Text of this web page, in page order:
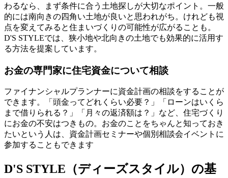
わるなら、まず条件に合う土地探しが大切なポイント。一般
的には南向きの四角い土地が良いと思われがち。けれども視
点を変えてみると住まいづくりの可能性が広がることも。
D'S STYLEでは、 狭小地や北向きの土地でも効果的に活用す
る方法を提案 しています。
お金の専門家に住宅資金について相談
ファイナンシャルプランナーに資金計画の相談をすることが
できます。「頭金ってどれくらい必要？」「ローンはいくら
まで借りられる？」「月々の返済額は？」など、住宅づくり
にお金の不安はつきもの。お金のことをちゃんと知っておき
たいという人は、資金計画セミナーや個別相談会イベントに
参加することもできます
D'S STYLE（ディーズスタイル）の基